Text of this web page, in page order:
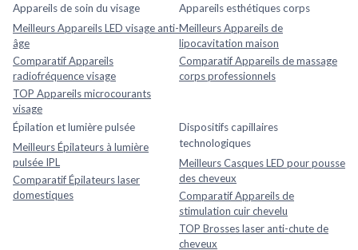
Appareils de soin du visage
Meilleurs Appareils LED visage anti-
âge
Comparatif Appareils
radiofréquence visage
TOP Appareils microcourants
visage
Appareils esthétiques corps
Meilleurs Appareils de
lipocavitation maison
Comparatif Appareils de massage
corps professionnels
Épilation et lumière pulsée
Meilleurs Épilateurs à lumière
pulsée IPL
Comparatif Épilateurs laser
domestiques
Dispositifs capillaires
technologiques
Meilleurs Casques LED pour pousse
des cheveux
Comparatif Appareils de
stimulation cuir chevelu
TOP Brosses laser anti-chute de
cheveux